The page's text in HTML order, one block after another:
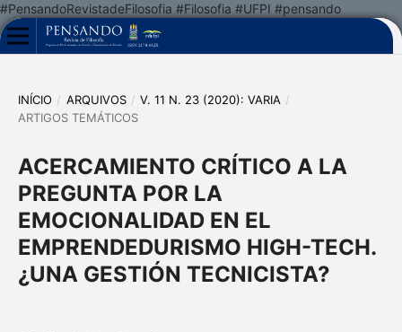
#PensandoRevistadeFilosofia #Filosofia #UFPI #pensando
INÍCIO / ARQUIVOS / V. 11 N. 23 (2020): VARIA /
ARTIGOS TEMÁTICOS
ACERCAMIENTO CRÍTICO A LA
PREGUNTA POR LA
EMOCIONALIDAD EN EL
EMPRENDEDURISMO HIGH-TECH.
¿UNA GESTIÓN TECNICISTA?